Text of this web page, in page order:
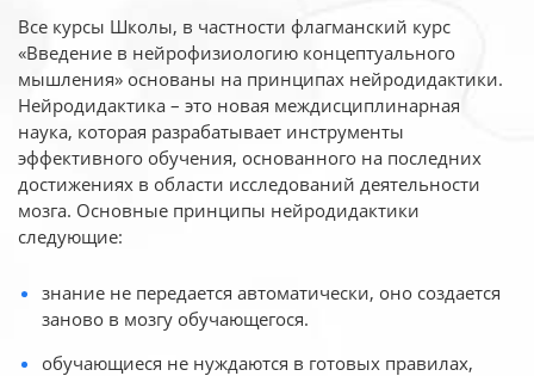
Все курсы Школы, в частности флагманский курс
«Введение в нейрофизиологию концептуального
мышления» основаны на принципах нейродидактики.
Нейродидактика – это новая междисциплинарная
наука, которая разрабатывает инструменты
эффективного обучения, основанного на последних
достижениях в области исследований деятельности
мозга. Основные принципы нейродидактики
следующие:
знание не передается автоматически, оно создается
заново в мозгу обучающегося.
обучающиеся не нуждаются в готовых правилах,